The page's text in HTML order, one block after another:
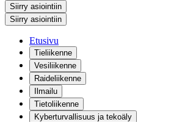
Siirry asiointiin
Siirry asiointiin
Etusivu
Tieliikenne
Vesiliikenne
Raideliikenne
Ilmailu
Tietoliikenne
Kyberturvallisuus ja tekoäly